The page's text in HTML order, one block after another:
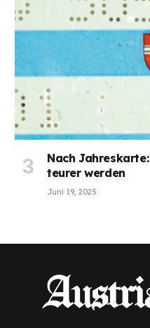
Nach
teurer werden
Juni 19, 2025